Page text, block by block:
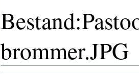
brommer.JPG